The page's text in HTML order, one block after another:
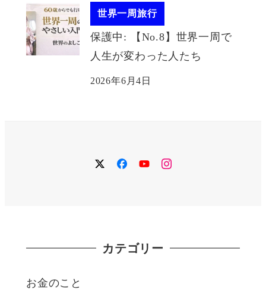
世界一周旅行
保護中: 【No.8】世界一周で
人生が変わった人たち
2026年6月4日
twitterfacebook
YouTubeinstagram
カテゴリー
お金のこと